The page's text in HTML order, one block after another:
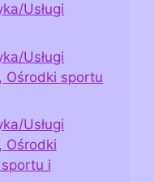
Usługi
Usługi
Ośrodki sportu
Usługi
Ośrodki
i